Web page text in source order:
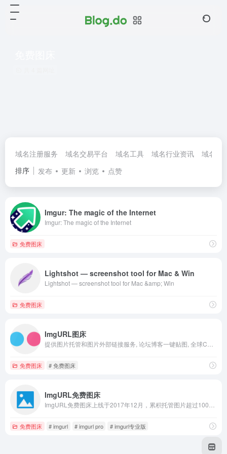
域名注册服务 域名交易平台 域名工具 域名行业资讯
域名论
排序
发布 更新 浏览 点赞
Imgur: The magic of the Internet
Imgur: The magic of the Internet
免费图床
Lightshot — screenshot tool for Mac & Win
Lightshot — screenshot tool for Mac &amp; Win
免费图床
ImgURL图床
免费图床 # 免费图床
ImgURL免费图床
免费图床 # imgurl # imgurl pro # imgurl专业版